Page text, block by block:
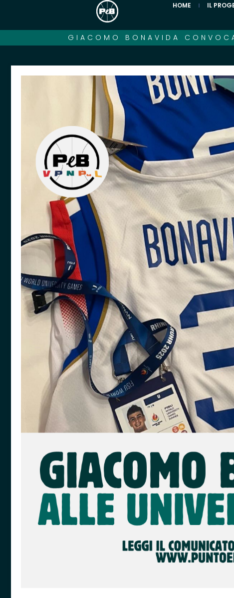
HOME IL
GIACOMO BONAVIDA